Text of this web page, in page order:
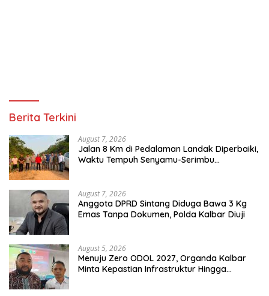
Berita Terkini
August 7, 2026
Jalan 8 Km di Pedalaman Landak Diperbaiki,
Waktu Tempuh Senyamu-Serimbu
August 7, 2026
Anggota DPRD Sintang Diduga Bawa 3 Kg
Emas Tanpa Dokumen, Polda Kalbar Diuji
August 5, 2026
Menuju Zero ODOL 2027, Organda Kalbar
Minta Kepastian Infrastruktur Hingga